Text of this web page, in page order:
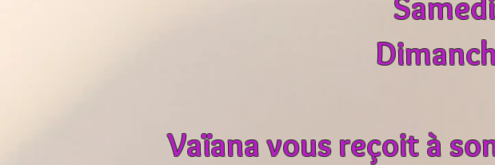
Vaïana vous reçoit à